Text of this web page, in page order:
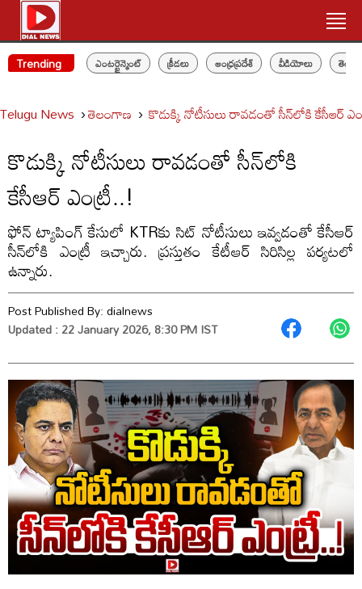
Trending ఎంటర్టైన్మెంట్ క్రీడలు ఆంధ్రప్రదేశ్ వీడియోలు
Telugu News తెలంగాణ కొడుక్కి నోటీసులు రావడంతో సీన్‌లోకి కేసీఆర్‌
కొడుక్కి నోటీసులు రావడంతో సీన్‌లోకి
కేసీఆర్‌ ఎంట్రీ..!
ఫోన్‌ ట్యాపింగ్‌ కేసులో KTRకు సిట్‌ నోటీసులు ఇవ్వడంతో కేసీఆర్‌
సీన్‌లోకి ఎంట్రీ ఇచ్చారు. ప్రస్తుతం కేటీఆర్ సిరిసిల్ల పర్యటలో
ఉన్నారు.
Post Published By:dialnews
Updated : 22 January 2026, 8:30 PM IST